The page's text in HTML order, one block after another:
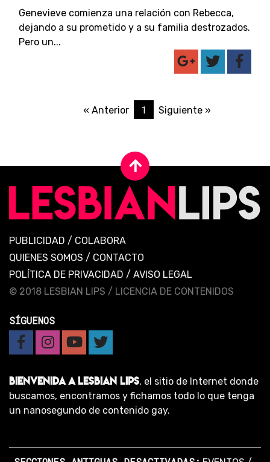
Genevieve comienza una relación con Rebecca,
dejando a su prometido y a su familia destrozados.
Pero un...
« Anterior 1 Siguiente »
PUBLICIDAD / COLABORA
QUIENES SOMOS / CONTACTO
POLÍTICA DE PRIVACIDAD / AVISO LEGAL
© 2018 LESBIAN LIPS / LICENCIA DE CONTENIDOS
SÍGUENOS
BIENVENIDA A LESBIAN LIPS, el sitio de Internet donde
buscamos, encontramos y fichamos todo lo que tenga
un nanosegundo de contenido gay.